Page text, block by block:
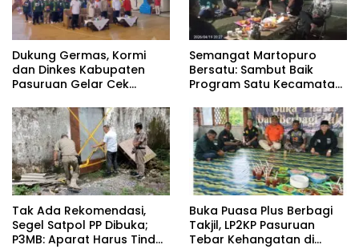
Dukung Germas, Kormi
dan Dinkes Kabupaten
Pasuruan Gelar Cek
Semangat Martopuro
Bersatu: Sambut Baik
Program Satu Kecamatan
Kebangkitan Persekabpas
‎Tak Ada Rekomendasi,
Segel Satpol PP Dibuka;
P3MB: Aparat Harus Tindak
‎Buka Puasa Plus Berbagi
Takjil, LP2KP Pasuruan
Tebar Kehangatan di